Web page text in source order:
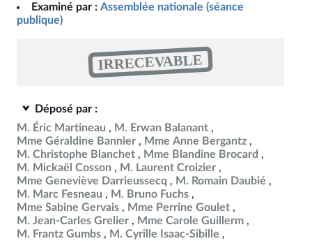
Examiné par : Assemblée nationale (séance
publique)
IRRECEVABLE
Déposé par :
M. Éric Martineau
M. Erwan Balanant
Mme Géraldine Bannier
Mme Anne Bergantz
M. Christophe Blanchet
Mme Blandine Brocard
M. Mickaël Cosson
M. Laurent Croizier
Mme Geneviève Darrieussecq
M. Romain Daubié
M. Marc Fesneau
M. Bruno Fuchs
Mme Sabine Gervais
Mme Perrine Goulet
M. Jean-Carles Grelier
Mme Carole Guillerm
M. Frantz Gumbs
M. Cyrille Isaac-Sibille